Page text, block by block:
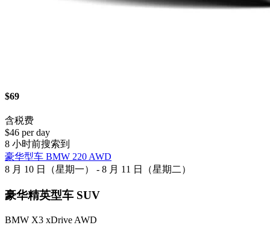
$69
含税费
$46 per day
8 小时前搜索到
豪华型车 BMW 220 AWD
8 月 10 日（星期一） - 8 月 11 日（星期二）
豪华精英型车 SUV
BMW X3 xDrive AWD